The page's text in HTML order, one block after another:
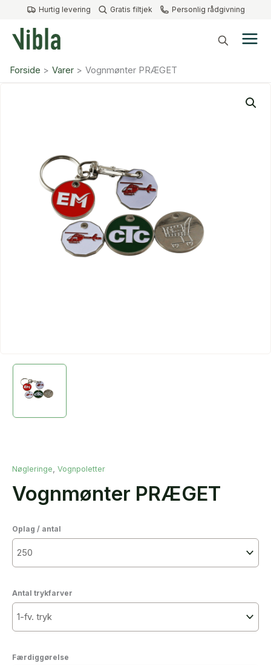
indholdet
Hurtig levering Gratis filtjek Personlig rådgivning
Forside Varer Vognmønter PRÆGET
Nøgleringe, Vognpoletter
Vognmønter PRÆGET
Oplag / antal
Antal trykfarver
Færdiggørelse